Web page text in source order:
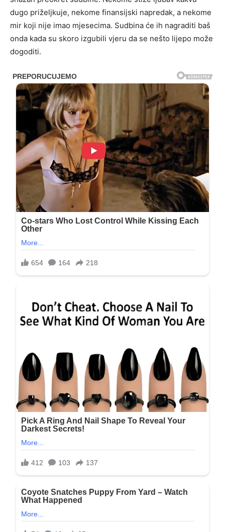
dugo priželjkuje, nekome finansijski napredak, a nekome
mir koji nije imao mjesecima. Sudbina će ih nagraditi baš
onda kada su skoro izgubili vjeru da se nešto lijepo može
dogoditi.